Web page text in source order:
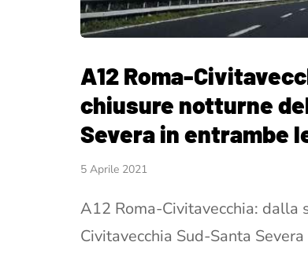
A12 Roma-
chiusure notturne
Severa in entrambe
5 Aprile 2021
A12 Roma-Civitavecchia:
Civitavecchia Sud-Santa